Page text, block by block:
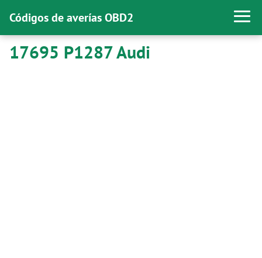
Códigos de averías OBD2
17695 P1287 Audi